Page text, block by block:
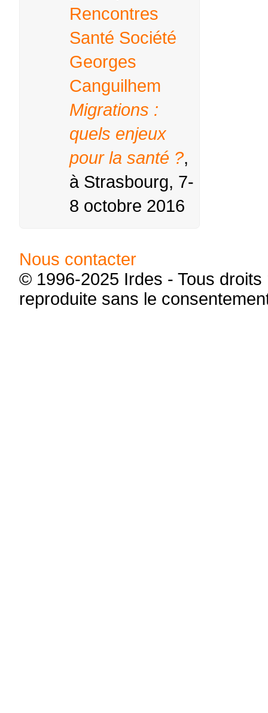
Rencontres
Santé Société
Georges
Canguilhem
Migrations :
quels enjeux
pour la santé ?,
à Strasbourg, 7-
8 octobre 2016
Nous contacter
© 1996-2025 Irdes - Tous
reproduite sans le